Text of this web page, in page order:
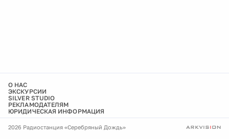
О НАС
ЭКСКУРСИИ
SILVER STUDIO
РЕКЛАМОДАТЕЛЯМ
ЮРИДИЧЕСКАЯ ИНФОРМАЦИЯ
2026 Радиостанция «Серебряный Дождь»